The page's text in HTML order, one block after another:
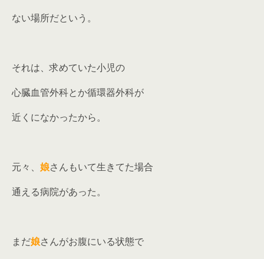
ない場所だという。
それは、求めていた小児の
心臓血管外科とか循環器外科が
近くになかったから。
元々、 娘さんもいて生きてた場合
通える病院があった。
まだ娘さんがお腹にいる状態で